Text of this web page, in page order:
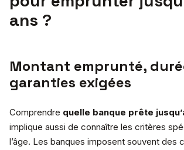
ans ?
Montant emprunté,
garanties exigées
Comprendre quelle banque prête
implique aussi de connaître les critères
l’âge. Les banques imposent souvent des